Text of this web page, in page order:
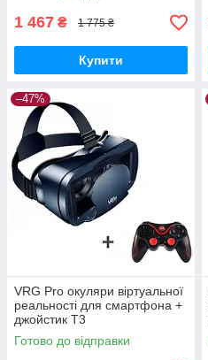
1 467 ₴ 1 775 ₴
Купити
–47%
VRG Pro окуляри віртуальної
реальності для смартфона +
джойстик T3
Готово до відправки